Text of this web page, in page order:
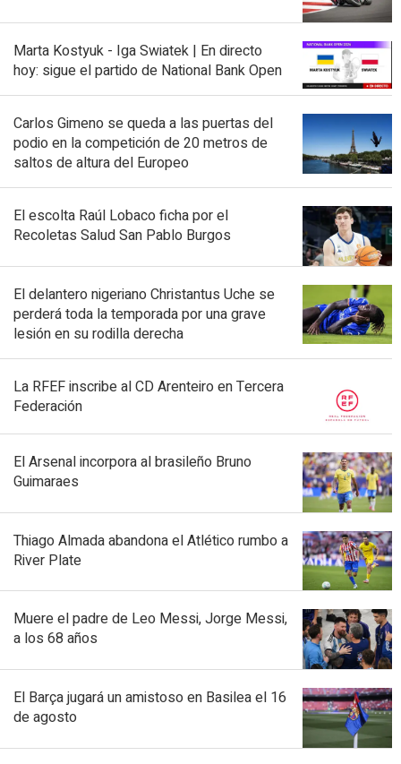
Marta Kostyuk - Iga Swiatek | En directo
hoy: sigue el partido de National Bank Open
Carlos Gimeno se queda a las puertas del
podio en la competición de 20 metros de
saltos de altura del Europeo
El escolta Raúl Lobaco ficha por el
Recoletas Salud San Pablo Burgos
El delantero nigeriano Christantus Uche se
perderá toda la temporada por una grave
lesión en su rodilla derecha
La RFEF inscribe al CD Arenteiro en Tercera
Federación
El Arsenal incorpora al brasileño Bruno
Guimaraes
Thiago Almada abandona el Atlético rumbo a
River Plate
Muere el padre de Leo Messi, Jorge Messi,
a los 68 años
El Barça jugará un amistoso en Basilea el 16
de agosto